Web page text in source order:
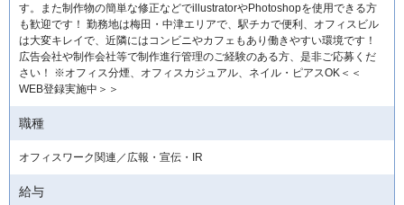
す。また制作物の簡単な修正などでillustratorやPhotoshopを使用できる方
も歓迎です！ 勤務地は梅田・中津エリアで、駅チカで便利、オフィスビル
は大変キレイで、近隣にはコンビニやカフェもあり働きやすい環境です！
広告会社や制作会社等で制作進行管理のご経験のある方、是非ご応募くだ
さい！ ※オフィス分煙、オフィスカジュアル、ネイル・ピアスOK＜＜
WEB登録実施中＞＞
職種
オフィスワーク関連／広報・宣伝・IR
給与